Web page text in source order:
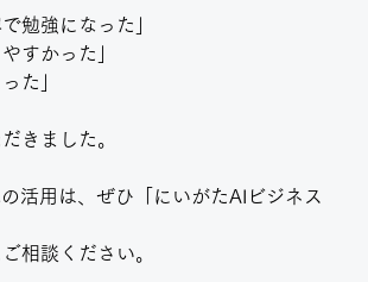
勉強になった」
すかった」
た」
きました。
活用は、ぜひ「にいがたAIビジネス
相談ください。